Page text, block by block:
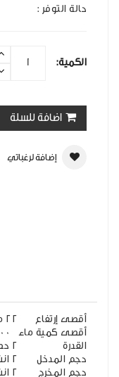
حالة التوفر :
الكمية:
اضافة للسلة
إضافة لرغباتي
أقصى إرتفاع
22 متر
أقصى كمية ماء
القدرة
2 حصان
حجم المدخل
2 انش
حجم المخرج
2 انش